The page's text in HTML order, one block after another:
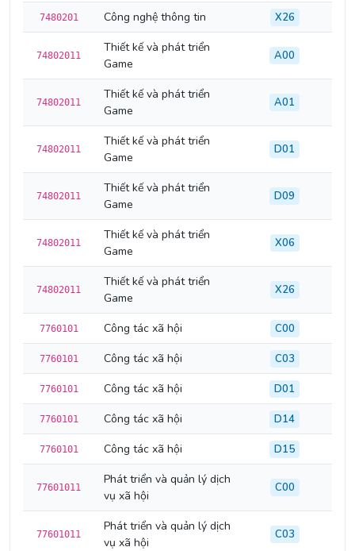
7480201 Công nghệ thông tin X26
74802011
Thiết kế và phát triển
Game
A00
74802011
Thiết kế và phát triển
Game
A01
74802011
Thiết kế và phát triển
Game
D01
74802011
Thiết kế và phát triển
Game
D09
74802011
Thiết kế và phát triển
Game
X06
74802011
Thiết kế và phát triển
Game
X26
7760101 Công tác xã hội C00
7760101 Công tác xã hội C03
7760101 Công tác xã hội D01
7760101 Công tác xã hội D14
7760101 Công tác xã hội D15
77601011
Phát triển và quản lý dịch
vụ xã hội
C00
77601011
Phát triển và quản lý dịch
vụ xã hội
C03